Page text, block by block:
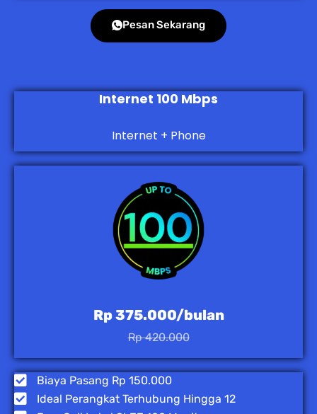
Pesan Sekarang
Internet 100 Mbps
Internet + Phone
Rp 375.000/bulan
Rp 420.000
Biaya Pasang Rp 150.000
Ideal Perangkat Terhubung Hingga 12